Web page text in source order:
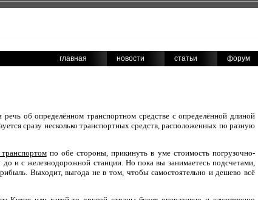
главная новости статьи форум
об определённом транспортном средстве с определённой длиной
сразу несколько транспортных средств, расположенных по разную
по обе стороны, прикинуть в уме стоимость погрузочно-
и с железнодорожной станции. Но пока вы занимаетесь подсчетами,
Выходит, выгода не в том, чтобы самостоятельно и дешево всё